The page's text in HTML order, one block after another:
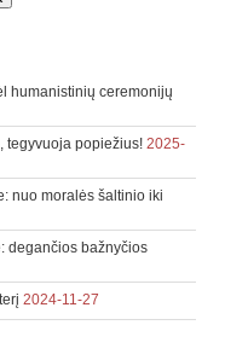
humanistinių ceremonijų
tegyvuoja popiežius! 2025-
nuo moralės šaltinio iki
degančios bažnyčios
2024-11-27